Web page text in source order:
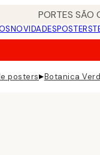
PORTES SÃO
NOVIDADESPOSTERS
posters▸Botanica